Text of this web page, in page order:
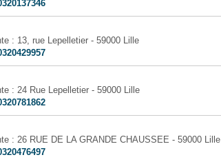
: 13, rue Lepelletier - 59000 Lille
: 24 Rue Lepelletier - 59000 Lille
: 26 RUE DE LA GRANDE CHAUSSEE - 59000 Lille